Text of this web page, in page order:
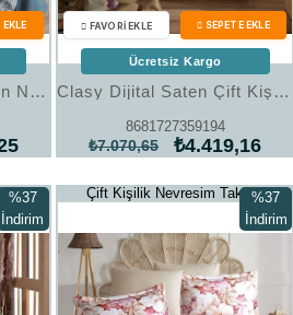
Hobby Çift Kişilik Poplin Nevresim Selene Petrol Clasy Dijital Saten Çift Kişilik Nevresim Takımı Lumina V1 Kiremit
8681727359194
₺4.419,16
₺7.070,65
Ücretsiz Kargo
%37
İndirim
Çift Kişilik Nevresim Takımı%37
İndirim